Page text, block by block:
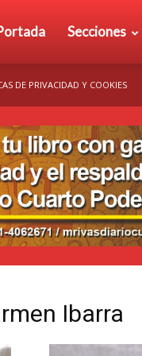
Secciones
DE PRIVACIDAD Y COOKIES
Ibarra